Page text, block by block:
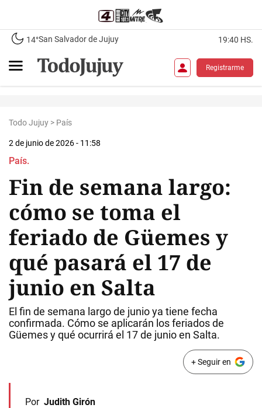
14°San Salvador de Jujuy 19:40 HS.
Registrarme
Todo Jujuy > País
2 de junio de 2026 - 11:58
País.
Fin de semana largo:
cómo se toma el
feriado de Güemes y
qué pasará el 17 de
junio en Salta
El fin de semana largo de junio ya tiene fecha
confirmada. Cómo se aplicarán los feriados de
Güemes y qué ocurrirá el 17 de junio en Salta.
+ Seguir en
Por Judith Girón